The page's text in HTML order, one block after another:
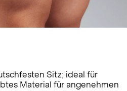
Sitz; ideal für
Material für angenehmen